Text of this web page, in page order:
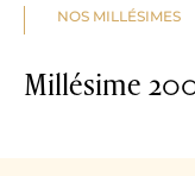
NOS MILLÉSIMES
Millésime